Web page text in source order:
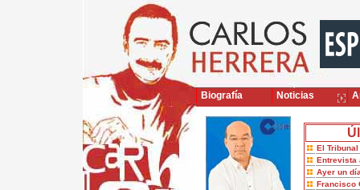
El
Entrevista
Ayer un
Francisco
Biografía Noticias